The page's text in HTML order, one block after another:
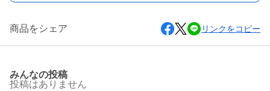
商品をシェア リンクをコピー
みんなの投稿
投稿はありません